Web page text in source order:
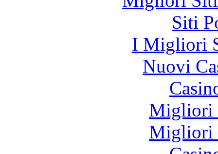
Siti
I Migliori
Nuovi
Migliori
Migliori